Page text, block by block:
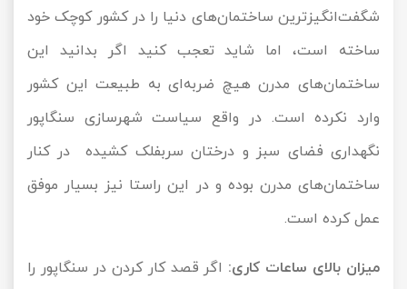
شگفت‌انگیزترین ساختمان‌های دنیا را در کشور کوچک خود
ساخته است، اما شاید تعجب کنید اگر بدانید این
ساختمان‌های مدرن هیچ ضربه‌ای به طبیعت این کشور
وارد نکرده است. در واقع سیاست شهرسازی سنگاپور
نگهداری فضای سبز و درختان سربفلک کشیده در کنار
ساختمان‌های مدرن بوده و در این راستا نیز بسیار موفق
عمل کرده است.
میزان بالای ساعات کاری: اگر قصد کار کردن در سنگاپور را